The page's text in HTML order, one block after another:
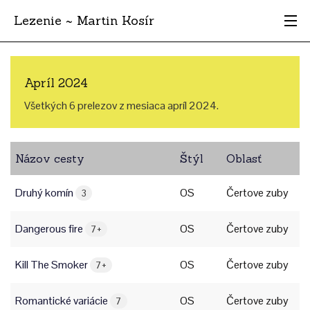
Lezenie ~ Martin Kosír
Najhodnotnejšie
Oblasti
Krajina
Štýl
Archív
Apríl 2024
Všetkých 6 prelezov z mesiaca apríl 2024.
Názov cesty Štýl Oblasť
Druhý komín 3 OS Čertove zuby
Dangerous fire 7+ OS Čertove zuby
Kill The Smoker 7+ OS Čertove zuby
Romantické variácie 7 OS Čertove zuby